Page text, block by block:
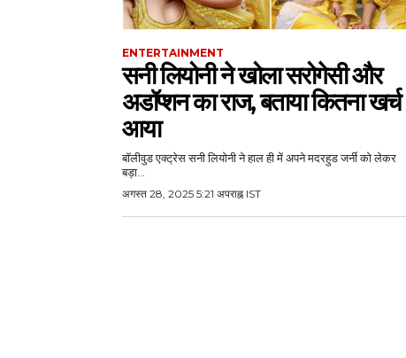
ENTERTAINMENT
सनी लियोनी ने खोला सरोगेसी और
अडॉप्शन का राज, बताया कितना खर्च
आया
बॉलीवुड एक्ट्रेस सनी लियोनी ने हाल ही में अपने मदरहुड जर्नी को लेकर
बड़ा...
अगस्त 28, 2025 5:21 अपराह्न IST